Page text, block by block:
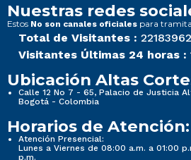
Nuestras redes
Estos No son canales oficiales para
Total de Visitantes : 22183962
Visitantes Últimas 24 horas :
Ubicación Altas
Calle 12 No 7 - 65, Palacio de Justicia
Bogotá - Colombia
Horarios de Atención:
Atención Presencial:
Lunes a Viernes de 08:00 a.m. a 01:00
p.m.